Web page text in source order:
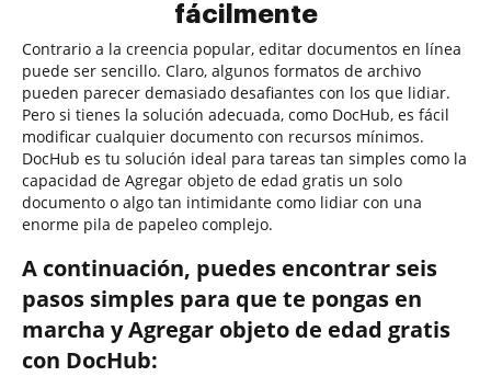
fácilmente
Contrario a la creencia popular, editar documentos en línea
puede ser sencillo. Claro, algunos formatos de archivo
pueden parecer demasiado desafiantes con los que lidiar.
Pero si tienes la solución adecuada, como DocHub, es fácil
modificar cualquier documento con recursos mínimos.
DocHub es tu solución ideal para tareas tan simples como la
capacidad de Agregar objeto de edad gratis un solo
documento o algo tan intimidante como lidiar con una
enorme pila de papeleo complejo.
A continuación, puedes encontrar seis
pasos simples para que te pongas en
marcha y Agregar objeto de edad gratis
con DocHub: